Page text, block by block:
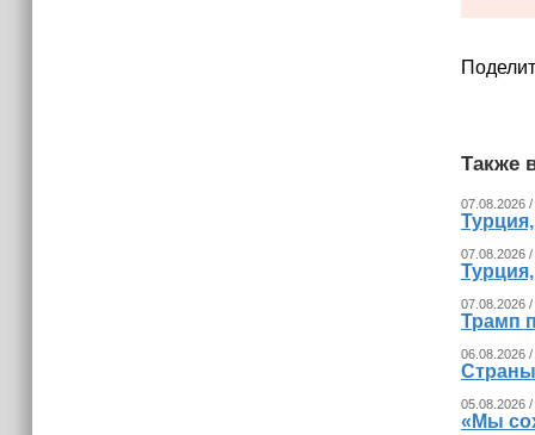
Также
07.08.2026
07.08.2026
07.08.2026
Трамп
06.08.2026
05.08.2026
«Мы